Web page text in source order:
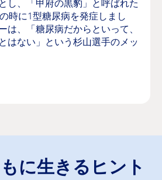
し、「甲府の黒豹」と呼ばれた
時に1型糖尿病を発症しまし
は、「糖尿病だからといって、
はない」という杉山選手のメッ
に生きるヒント